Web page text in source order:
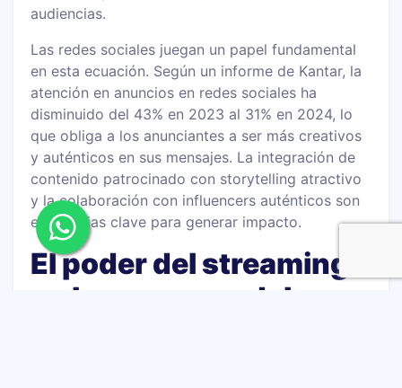
audiencias.
Las redes sociales juegan un papel fundamental
en esta ecuación. Según un informe de Kantar, la
atención en anuncios en redes sociales ha
disminuido del 43% en 2023 al 31% en 2024, lo
que obliga a los anunciantes a ser más creativos
y auténticos en sus mensajes. La integración de
contenido patrocinado con storytelling atractivo
y la colaboración con influencers auténticos son
estrategias clave para generar impacto.
El poder del streaming
en la nueva era del